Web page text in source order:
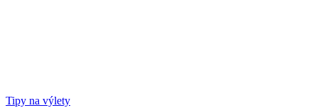
Tipy na výlety